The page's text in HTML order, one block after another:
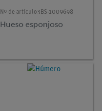
Nº de artículo3BS-1009698
Hueso esponjoso